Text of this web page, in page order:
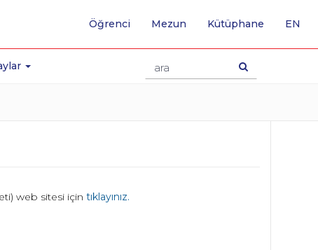
Öğrenci Mezun Kütüphane EN
web sitesi için tıklayınız.